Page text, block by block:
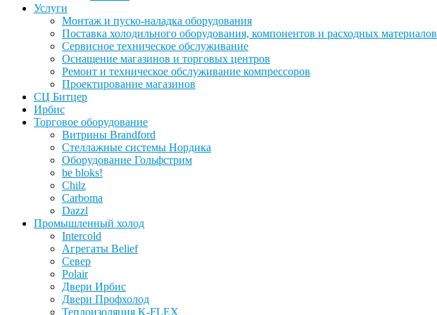
Услуги
Монтаж и пуско-наладка оборудования
Поставка холодильного оборудования, компонентов и расходных материалов
Сервисное техническое обслуживание
Оснащение магазинов и торговых центров
Ремонт и техническое обслуживание компрессоров
Проектирование магазинов
СЦ Битцер
Ирбис
Торговое оборудование
Витрины Brandford
Стеллажные системы Нордика
Оборудование Гольфстрим
be bloks!
Chilz
Carboma
Dazzl
Промышленный холод
Intercold
Агрегаты Belief
Север
Polair
Двери Ирбис
Двери Профхолод
Теплоизоляция K-FLEX